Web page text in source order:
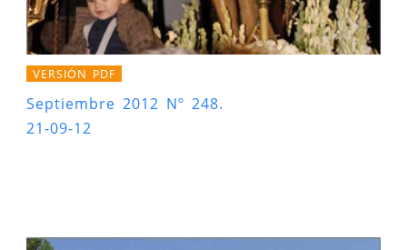
VERSIÓN PDF
Septiembre 2012 Nº 248.
21-09-12